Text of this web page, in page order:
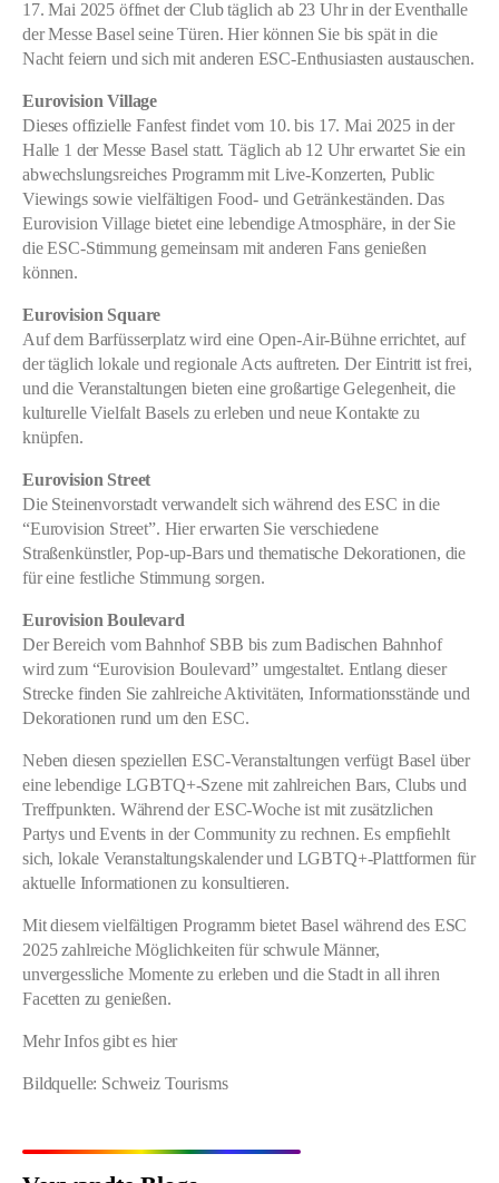
17. Mai 2025 öffnet der Club täglich ab 23 Uhr in der Eventhalle
der Messe Basel seine Türen. Hier können Sie bis spät in die
Nacht feiern und sich mit anderen ESC-Enthusiasten austauschen.
Eurovision Village
Dieses offizielle Fanfest findet vom 10. bis 17. Mai 2025 in der
Halle 1 der Messe Basel statt. Täglich ab 12 Uhr erwartet Sie ein
abwechslungsreiches Programm mit Live-Konzerten, Public
Viewings sowie vielfältigen Food- und Getränkeständen. Das
Eurovision Village bietet eine lebendige Atmosphäre, in der Sie
die ESC-Stimmung gemeinsam mit anderen Fans genießen
können.
Eurovision Square
Auf dem Barfüsserplatz wird eine Open-Air-Bühne errichtet, auf
der täglich lokale und regionale Acts auftreten. Der Eintritt ist frei,
und die Veranstaltungen bieten eine großartige Gelegenheit, die
kulturelle Vielfalt Basels zu erleben und neue Kontakte zu
knüpfen.
Eurovision Street
Die Steinenvorstadt verwandelt sich während des ESC in die
“Eurovision Street”. Hier erwarten Sie verschiedene
Straßenkünstler, Pop-up-Bars und thematische Dekorationen, die
für eine festliche Stimmung sorgen.
Eurovision Boulevard
Der Bereich vom Bahnhof SBB bis zum Badischen Bahnhof
wird zum “Eurovision Boulevard” umgestaltet. Entlang dieser
Strecke finden Sie zahlreiche Aktivitäten, Informationsstände und
Dekorationen rund um den ESC.
Neben diesen speziellen ESC-Veranstaltungen verfügt Basel über
eine lebendige LGBTQ+-Szene mit zahlreichen Bars, Clubs und
Treffpunkten. Während der ESC-Woche ist mit zusätzlichen
Partys und Events in der Community zu rechnen. Es empfiehlt
sich, lokale Veranstaltungskalender und LGBTQ+-Plattformen für
aktuelle Informationen zu konsultieren.
Mit diesem vielfältigen Programm bietet Basel während des ESC
2025 zahlreiche Möglichkeiten für schwule Männer,
unvergessliche Momente zu erleben und die Stadt in all ihren
Facetten zu genießen.
Mehr Infos gibt es hier
Bildquelle: Schweiz Tourisms